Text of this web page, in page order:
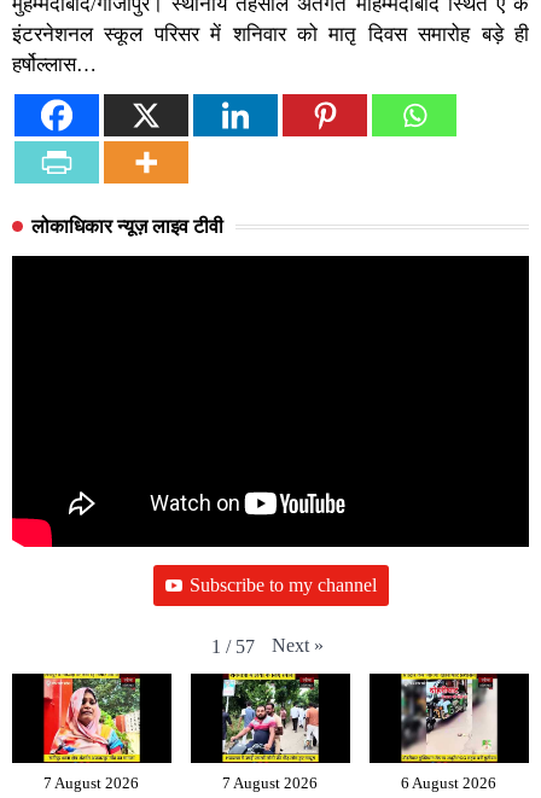
मुहम्मदाबाद/गाजीपुर। स्थानीय तहसील अंतर्गत मोहम्मदाबाद स्थित ए के
इंटरनेशनल स्कूल परिसर में शनिवार को मातृ दिवस समारोह बड़े ही
हर्षोल्लास…
लोकाधिकार न्यूज़ लाइव टीवी
Subscribe to my channel
1 / 57 Next »
7 August 2026 7 August 2026 6 August 2026